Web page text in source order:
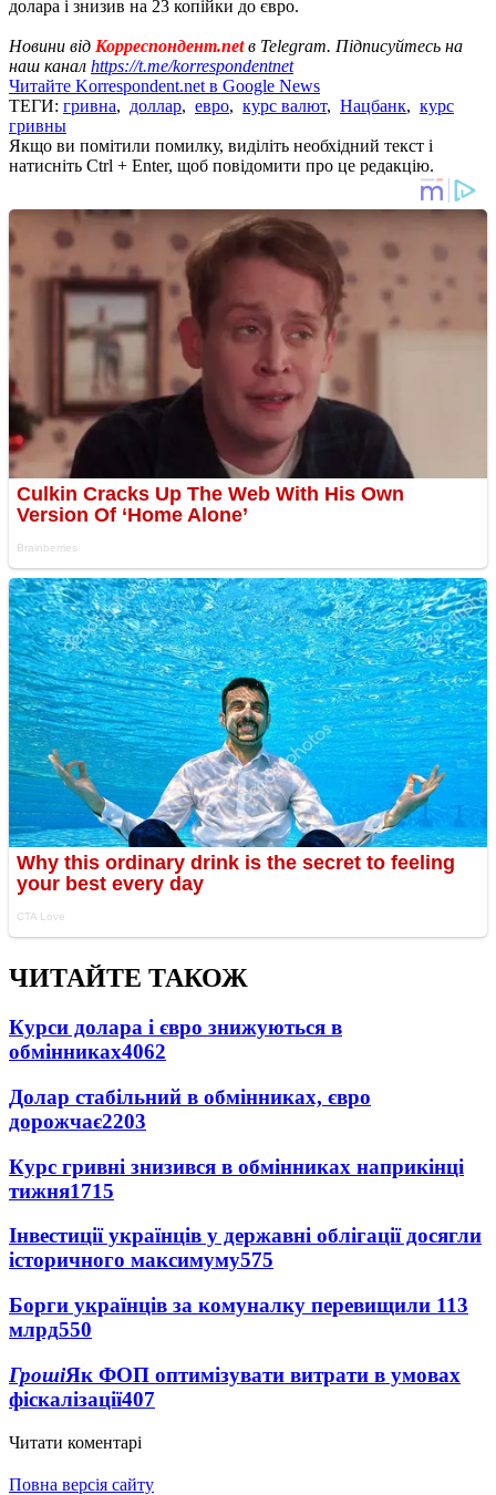
долара і знизив на 23 копійки до євро.
Новини від Корреспондент.netв Telegram. Підписуйтесь на
наш канал https://t.me/korrespondentnet
Читайте Korrespondent.net в Google News
ТЕГИ: гривна, доллар, евро, курс валют, Нацбанк, курс
гривны
Якщо ви помітили помилку, виділіть необхідний текст і
натисніть Ctrl + Enter, щоб повідомити про це редакцію.
ЧИТАЙТЕ ТАКОЖ
Курси долара і євро знижуються в
обмінниках4062
Долар стабільний в обмінниках, євро
дорожчає2203
Курс гривні знизився в обмінниках наприкінці
тижня1715
Інвестиції українців у державні облігації досягли
історичного максимуму575
Борги українців за комуналку перевищили 113
млрд550
ГрошіЯк ФОП оптимізувати витрати в умовах
фіскалізації407
Читати коментарі
Повна версія сайту